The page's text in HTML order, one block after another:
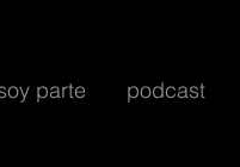
parte podcast